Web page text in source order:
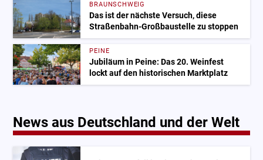
BRAUNSCHWEIG
Das ist der nächste Versuch, diese
Straßenbahn-Großbaustelle zu stoppen
PEINE
Jubiläum in Peine: Das 20. Weinfest
lockt auf den historischen Marktplatz
News aus Deutschland und der Welt